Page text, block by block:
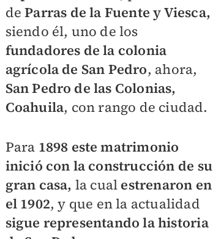
deParras de la Fuente y Viesca,
siendo él, uno de los
fundadores de la colonia
agrícola de San Pedro, ahora,
San Pedro de las Colonias,
Coahuila, con rango de ciudad.
Para 1898 este matrimonio
inició con la construcción de su
gran casa, la cual estrenaron en
el 1902, y que en la actualidad
sigue representando la historia